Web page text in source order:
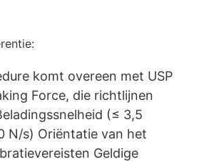
komt overeen met USP
Force, die richtlijnen
(≤ 3,5
N/s) Oriëntatie van het
Geldige